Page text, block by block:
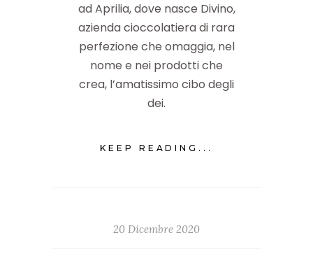
ad Aprilia, dove nasce Divino,
azienda cioccolatiera di rara
perfezione che omaggia, nel
nome e nei prodotti che
crea, l’amatissimo cibo degli
dei.
KEEP READING...
20 Dicembre 2020